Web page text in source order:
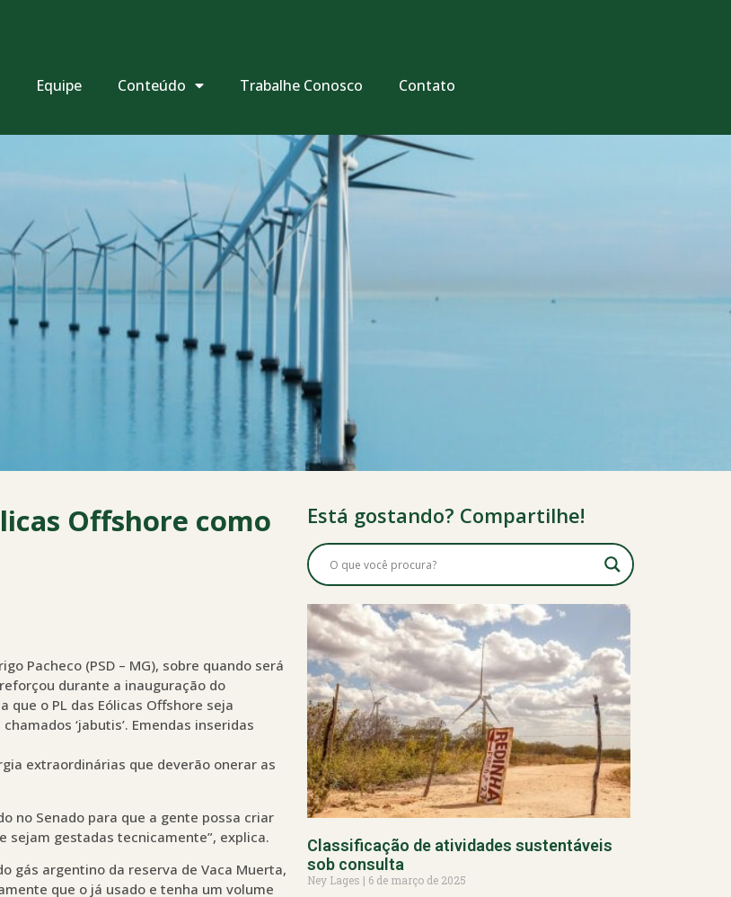
Equipe Conteúdo Trabalhe Conosco Contato
Offshore como
Pacheco (PSD – MG), sobre quando será
durante a inauguração do
que o PL das Eólicas Offshore seja
‘jabutis’. Emendas inseridas
extraordinárias que deverão onerar as
no Senado para que a gente possa criar
gestadas tecnicamente”, explica.
gás argentino da reserva de Vaca Muerta,
que o já usado e tenha um volume
Está gostando? Compartilhe!
Classificação de atividades sustentáveis
sob consulta
Ney Lages
6 de março de 2025